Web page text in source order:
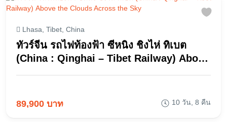
Lhasa, Tibet, China
ทัวร์จีน รถไฟท้องฟ้า ซีหนิง ชิงไห่ ทิเบต
(China : Qinghai – Tibet Railway) Above
89,900 บาท 10 วัน, 8 คืน